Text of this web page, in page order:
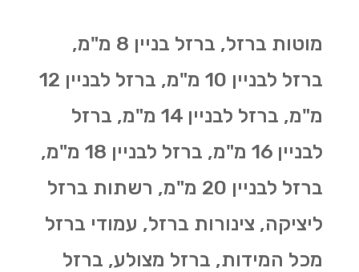
מוטות ברזל, ברזל בניין 8 מ"מ,
ברזל לבניין 10 מ"מ, ברזל לבניין 12
מ"מ, ברזל לבניין 14 מ"מ, ברזל
לבניין 16 מ"מ, ברזל לבניין 18 מ"מ,
ברזל לבניין 20 מ"מ, רשתות ברזל
ליציקה, צינורות ברזל, עמודי ברזל
מכל המידות, ברזל מצולע, ברזל